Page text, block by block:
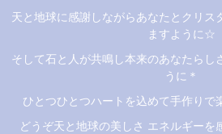
天と地球に感謝しながらあなたとクリス
ますように☆
そして石と人が共鳴し本来のあなたらし
うに＊
ひとつひとつハートを込めて手作りで
どうぞ天と地球の美しさ エネルギーを